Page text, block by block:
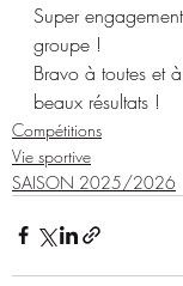
Super
groupe !
Bravo à toutes et
beaux résultats !
Compétitions
Vie sportive
SAISON 2025/2026